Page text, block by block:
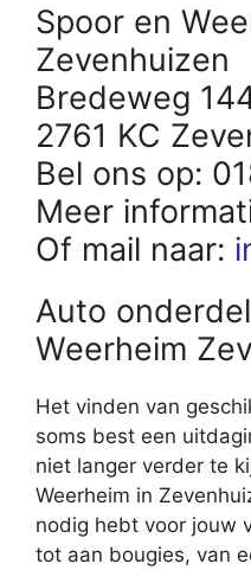
Spoor en
Zevenhuizen
Bredeweg
2761 KC
Bel ons op:
Meer
Of mail naar:
Auto
Weerheim
Het vinden van
soms best een
niet langer verder te
Weerheim in
nodig hebt voor jouw
tot aan bougies, van